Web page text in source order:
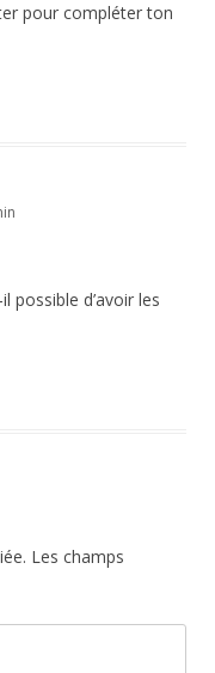
pour compléter ton
possible d’avoir les
Les champs